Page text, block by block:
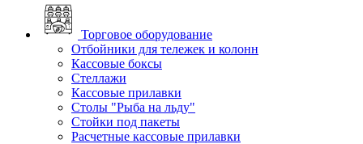
Торговое оборудование
Отбойники для тележек и колонн
Кассовые боксы
Стеллажи
Кассовые прилавки
Столы "Рыба на льду"
Стойки под пакеты
Расчетные кассовые прилавки